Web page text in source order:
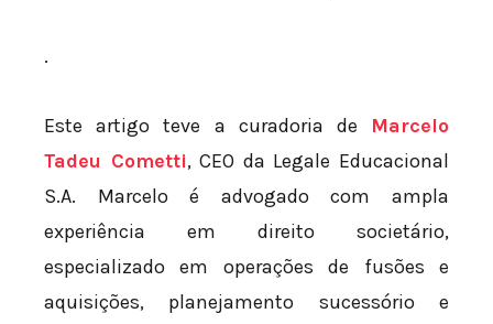
.
Este artigo teve a curadoria de Marcelo
Tadeu Cometti, CEO da Legale Educacional
S.A. Marcelo é advogado com ampla
experiência em direito societário,
especializado em operações de fusões e
aquisições, planejamento sucessório e